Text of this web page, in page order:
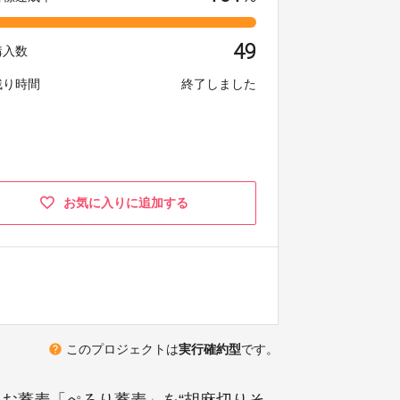
入数 49
時間 終了しました
お気に入りに追加する
help このプロジェクトは実行確約型です。